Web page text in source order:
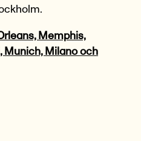
Memphis,
Munich, Milano och